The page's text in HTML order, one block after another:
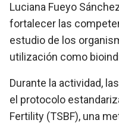
Luciana Fueyo
fortalecer las
estudio de los
utilización como
Durante la actividad,
el protocolo
Fertility (TSBF), una